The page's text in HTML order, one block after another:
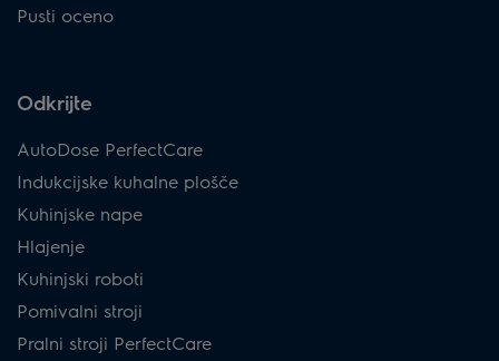
Pusti oceno
Odkrijte
AutoDose PerfectCare
Indukcijske kuhalne plošče
Kuhinjske nape
Hlajenje
Kuhinjski roboti
Pomivalni stroji
Pralni stroji PerfectCare